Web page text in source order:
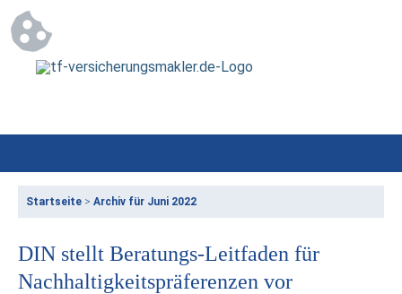
Startseite > Archiv für Juni 2022
DIN stellt Beratungs-Leitfaden für
Nachhaltigkeitspräferenzen vor